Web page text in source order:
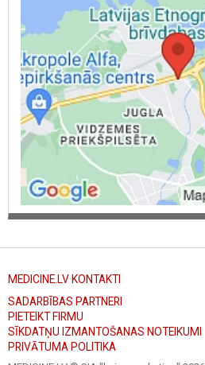
MEDICINE.LV KONTAKTI
SADARBĪBAS PARTNERI
PIETEIKT FIRMU
SĪKDATŅU IZMANTOŠANAS NOTEIKUMI
PRIVĀTUMA POLITIKA